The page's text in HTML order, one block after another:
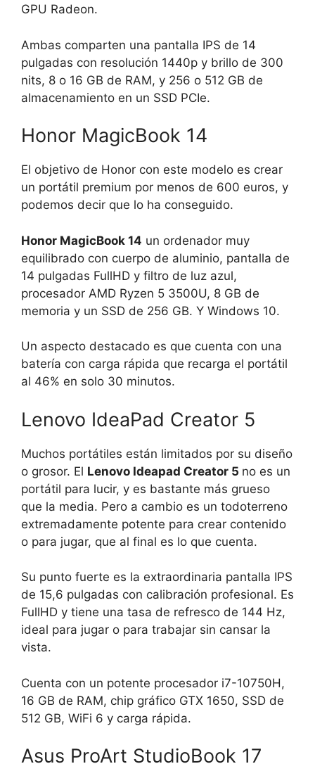
GPU Radeon.
Ambas comparten una pantalla IPS de 14
pulgadas con resolución 1440p y brillo de 300
nits, 8 o 16 GB de RAM, y 256 o 512 GB de
almacenamiento en un SSD PCIe.
Honor MagicBook 14
El objetivo de Honor con este modelo es crear
un portátil premium por menos de 600 euros, y
podemos decir que lo ha conseguido.
Honor MagicBook 14 un ordenador muy
equilibrado con cuerpo de aluminio, pantalla de
14 pulgadas FullHD y filtro de luz azul,
procesador AMD Ryzen 5 3500U, 8 GB de
memoria y un SSD de 256 GB. Y Windows 10.
Un aspecto destacado es que cuenta con una
batería con carga rápida que recarga el portátil
al 46% en solo 30 minutos.
Lenovo IdeaPad Creator 5
Muchos portátiles están limitados por su diseño
o grosor. El Lenovo Ideapad Creator 5 no es un
portátil para lucir, y es bastante más grueso
que la media. Pero a cambio es un todoterreno
extremadamente potente para crear contenido
o para jugar, que al final es lo que cuenta.
Su punto fuerte es la extraordinaria pantalla IPS
de 15,6 pulgadas con calibración profesional. Es
FullHD y tiene una tasa de refresco de 144 Hz,
ideal para jugar o para trabajar sin cansar la
vista.
Cuenta con un potente procesador i7-10750H,
16 GB de RAM, chip gráfico GTX 1650, SSD de
512 GB, WiFi 6 y carga rápida.
Asus ProArt StudioBook 17